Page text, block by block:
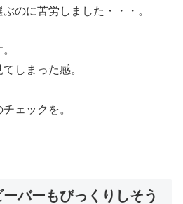
のに苦労しました・・・。
しまった感。
ェックを。
バーもびっくりしそう